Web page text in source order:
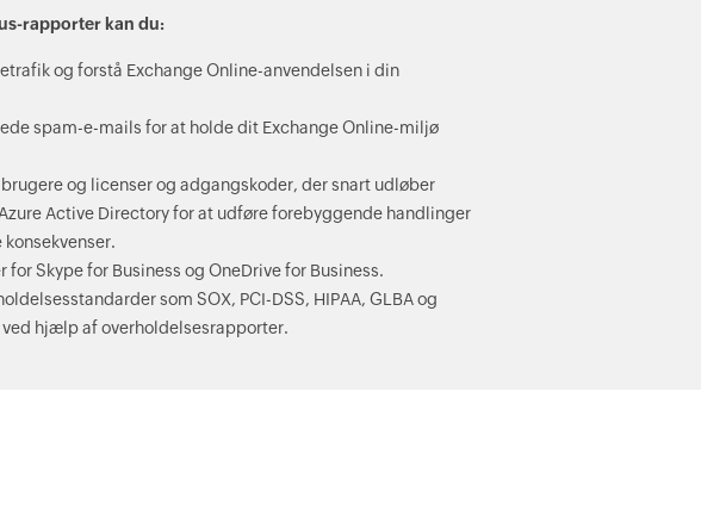
rapporter kan du:
og forstå Exchange Online-anvendelsen i din
spam-e-mails for at holde dit Exchange Online-miljø
og licenser og adgangskoder, der snart udløber
Active Directory for at udføre forebyggende handlinger
Skype for Business og OneDrive for Business.
som SOX, PCI-DSS, HIPAA, GLBA og
ved hjælp af overholdelsesrapporter.